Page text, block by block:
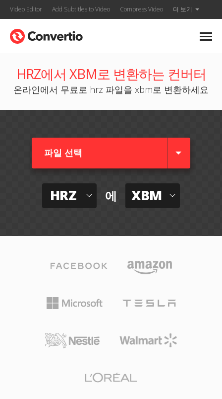
Video Editor Add Subtitles to Video Compress Video 더 보기
HRZ에서 XBM로 변환하는 컨버터
온라인에서 무료로 hrz 파일을 xbm로 변환하세요
파일 선택
HRZ 에 XBM